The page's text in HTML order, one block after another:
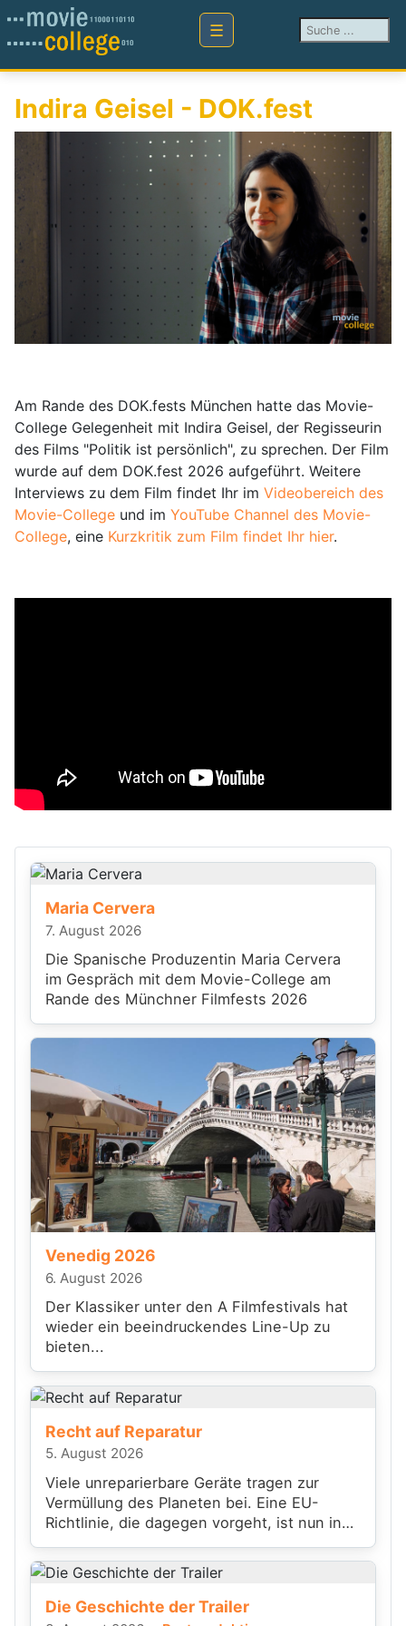
Suchen ...
Maria Cervera
7. August 2026
Die Spanische Produzentin Maria Cervera
im Gespräch mit dem Movie-College am
Rande des Münchner Filmfests 2026
Venedig 2026
6. August 2026
Der Klassiker unter den A Filmfestivals hat
wieder ein beeindruckendes Line-Up zu
bieten...
Recht auf Reparatur
5. August 2026
Viele unreparierbare Geräte tragen zur
Vermüllung des Planeten bei. Eine EU-
Richtlinie, die dagegen vorgeht, ist nun in
Die Geschichte der Trailer
Indira Geisel - DOK.fest
Am Rande des DOK.fests München hatte das Movie-
College Gelegenheit mit Indira Geisel, der Regisseurin
des Films "Politik ist persönlich", zu sprechen. Der Film
wurde auf dem DOK.fest 2026 aufgeführt. Weitere
Interviews zu dem Film findet Ihr im Videobereich des
Movie-College und im YouTube Channel des Movie-
College, eine Kurzkritik zum Film findet Ihr hier.